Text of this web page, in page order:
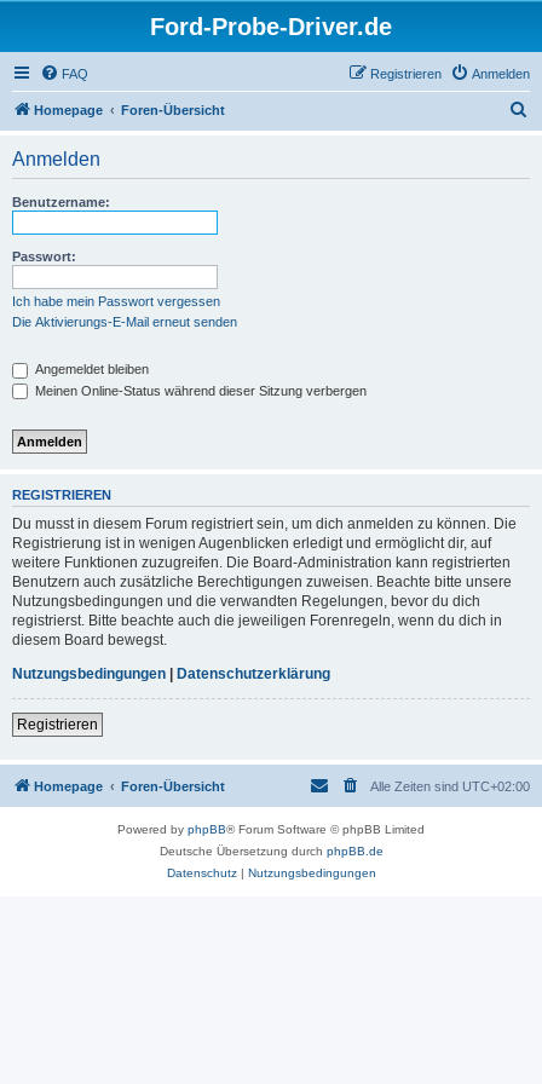
Ford-Probe-Driver.de
FAQ Anmelden
Registrieren
Homepage Foren-Übersicht
Anmelden
Benutzername:
Passwort:
Ich habe mein Passwort vergessen
Die Aktivierungs-E-Mail erneut senden
Angemeldet bleiben
Meinen Online-Status während dieser Sitzung verbergen
REGISTRIEREN
Du musst in diesem Forum registriert sein, um dich anmelden zu können. Die
Registrierung ist in wenigen Augenblicken erledigt und ermöglicht dir, auf
weitere Funktionen zuzugreifen. Die Board-Administration kann registrierten
Benutzern auch zusätzliche Berechtigungen zuweisen. Beachte bitte unsere
Nutzungsbedingungen und die verwandten Regelungen, bevor du dich
registrierst. Bitte beachte auch die jeweiligen Forenregeln, wenn du dich in
diesem Board bewegst.
Nutzungsbedingungen | Datenschutzerklärung
Registrieren
Homepage Foren-Übersicht Alle Zeiten sind UTC+02:00
Powered by phpBB® Forum Software © phpBB Limited
Deutsche Übersetzung durch phpBB.de
Datenschutz| Nutzungsbedingungen